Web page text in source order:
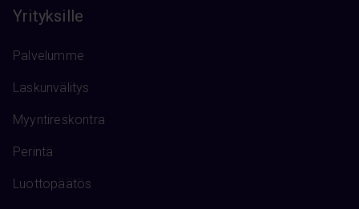
Yrityksille
Palvelumme
Laskunvälitys
Myyntireskontra
Perintä
Luottopäätös